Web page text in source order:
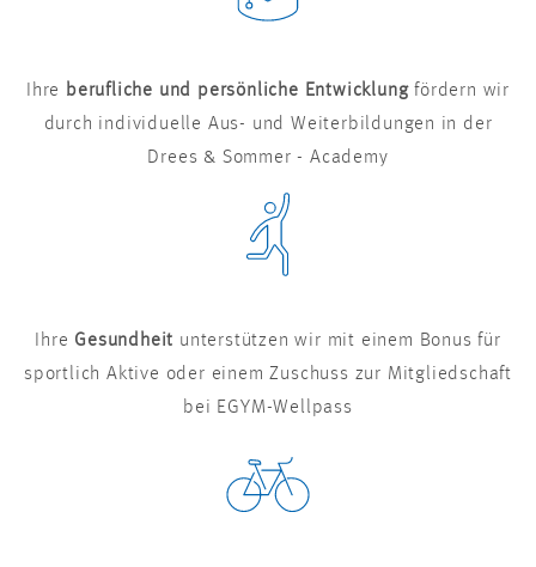
Ihre berufliche und persönliche Entwicklungfördern wir
durch individuelle Aus- und Weiterbildungen in der
Drees & Sommer - Academy
Ihre Gesundheit unterstützen wir mit einem Bonus für
sportlich Aktive oder einem Zuschuss zur Mitgliedschaft
bei EGYM-Wellpass